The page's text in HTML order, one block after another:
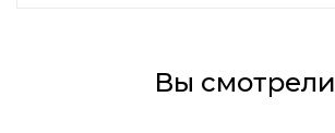
Вы смотрели